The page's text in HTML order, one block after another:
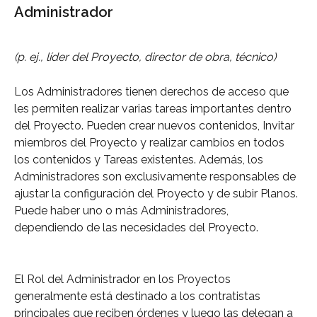
Administrador
(p. ej., líder del Proyecto, director de obra, técnico)
Los Administradores tienen derechos de acceso que
les permiten realizar varias tareas importantes dentro
del Proyecto. Pueden crear nuevos contenidos, Invitar
miembros del Proyecto y realizar cambios en todos
los contenidos y Tareas existentes. Además, los
Administradores son exclusivamente responsables de
ajustar la configuración del Proyecto y de subir Planos.
Puede haber uno o más Administradores,
dependiendo de las necesidades del Proyecto.
El Rol del Administrador en los Proyectos
generalmente está destinado a los contratistas
principales que reciben órdenes y luego las delegan a